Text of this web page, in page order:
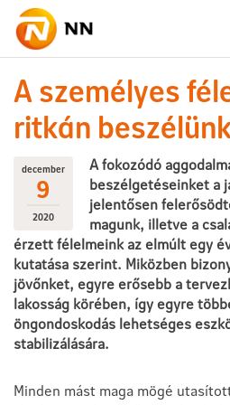
Ugrás a fő tartalomhoz
20-12-09 A
A személyes
ritkán
december
9
2020
A fokozódó
beszélgetéseinket a
jelentősen
magunk, illetve a
érzett félelmeink az elmúlt egy
kutatása szerint. Miközben
jövőnket, egyre erősebb a
lakosság körében, így egyre
öngondoskodás lehetséges
stabilizálására.
Minden mást maga mögé